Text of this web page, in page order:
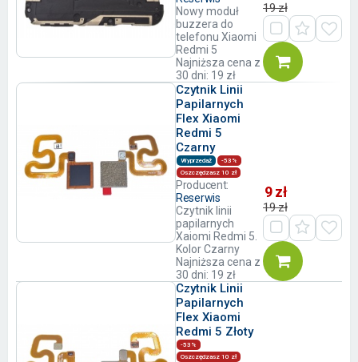
Nowy moduł
buzzera do
telefonu Xiaomi
Redmi 5
Najniższa cena z
30 dni: 19 zł
19 zł
Czytnik Linii
Papilarnych
Flex Xiaomi
Redmi 5
Czarny
Wyprzedaż
-53%
Oszczędzasz 10 zł
Producent:
Reserwis
Czytnik linii
papilarnych
Xaiomi Redmi 5.
Kolor Czarny
Najniższa cena z
30 dni: 19 zł
9 zł
19 zł
Czytnik Linii
Papilarnych
Flex Xiaomi
Redmi 5 Złoty
-53%
Oszczędzasz 10 zł